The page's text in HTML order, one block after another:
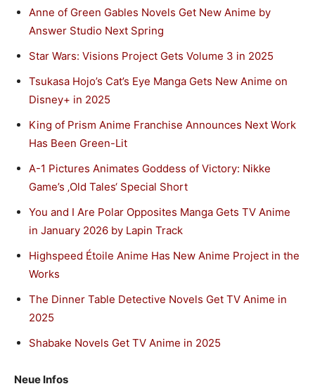
Anne of Green Gables Novels Get New Anime by
Answer Studio Next Spring
Star Wars: Visions Project Gets Volume 3 in 2025
Tsukasa Hojo’s Cat’s Eye Manga Gets New Anime on
Disney+ in 2025
King of Prism Anime Franchise Announces Next Work
Has Been Green-Lit
A-1 Pictures Animates Goddess of Victory: Nikke
Game’s ‚Old Tales‘ Special Short
You and I Are Polar Opposites Manga Gets TV Anime
in January 2026 by Lapin Track
Highspeed Étoile Anime Has New Anime Project in the
Works
The Dinner Table Detective Novels Get TV Anime in
2025
Shabake Novels Get TV Anime in 2025
Neue Infos